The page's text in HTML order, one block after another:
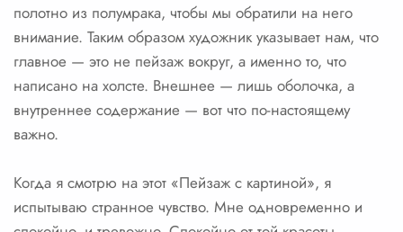
полотно из полумрака, чтобы мы обратили на него
внимание. Таким образом художник указывает нам, что
главное — это не пейзаж вокруг, а именно то, что
написано на холсте. Внешнее — лишь оболочка, а
внутреннее содержание — вот что по-настоящему
важно.
Когда я смотрю на этот «Пейзаж с картиной», я
испытываю странное чувство. Мне одновременно и